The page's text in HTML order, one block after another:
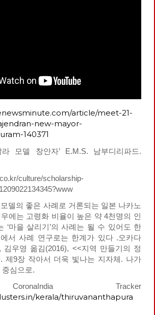
article/meet-21-
new-mayor-
140371
라 모델 창안자’ E.M.S. 남부디리파드.
culture/scholarship-
델의 좋은 사례로 거론되는 일본 나카노
에는 고령화 비율이 높은 약 4천명의 인
‘마을 살리기’의 사례는 될 수 있어도 한
서 사례 연구로는 한계가 있다 .오카다
김우영 옮김(2016), <<지역 만들기의 정
제9장 작아서 더욱 빛나는 지자체. 나가
중심으로.
Tracker
kerala/thiruvananthapura